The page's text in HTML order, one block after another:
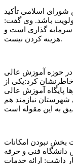
اسلامی تأکید
باشد. وی گفت:
سرمایه گذاری است و
هزینه کردن نیست.
در حوزه آموزش عالی
کرد:یکی از
پایگاه آموزش عالی
نیازمند هم
بخش نبودن امکانات
دانشگاه فنی و حرفه
داشت: ارائه خدمات